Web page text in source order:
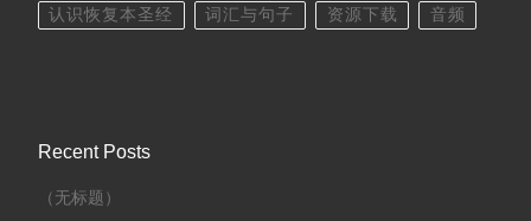
认识恢复本圣经 词汇与句子 资源下载 音频
Recent Posts
（无标题）